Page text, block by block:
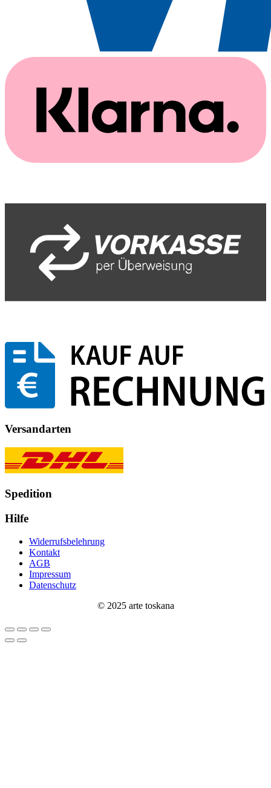
Versandarten
Spedition
Hilfe
Widerrufsbelehrung
Kontakt
AGB
Impressum
Datenschutz
© 2025 arte toskana